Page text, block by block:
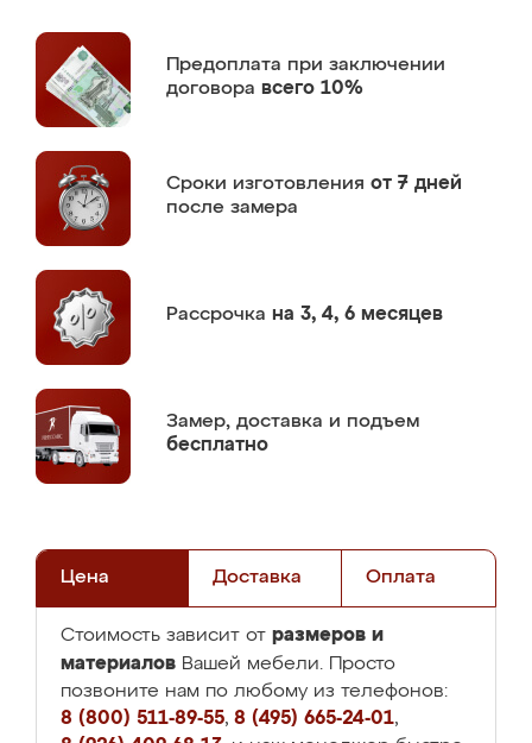
Предоплата при заключении
договора всего 10%
Сроки изготовления от 7 дней
после замера
Рассрочка на 3, 4, 6 месяцев
Замер, доставка и подъем
бесплатно
Цена Доставка Оплата
Стоимость зависит от размеров и
материалов Вашей мебели. Просто
позвоните нам по любому из телефонов:
8 (800) 511-89-55, 8 (495) 665-24-01,